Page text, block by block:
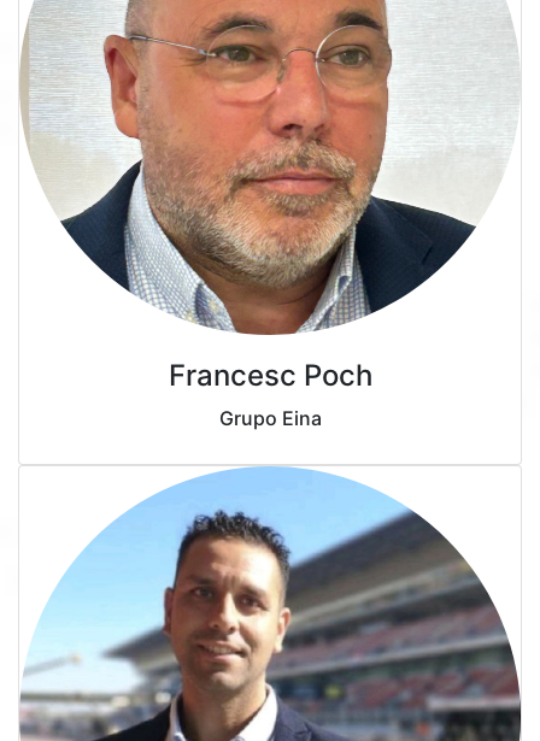
Francesc Poch
Grupo Eina